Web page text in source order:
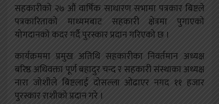
सहकारीको २७ औं वार्षिक साधारण सभामा पत्रकार बिष्टले
पत्रकारिताको माध्यमबाट सहकारी क्षेत्रमा पुगाएको
योगदानको कदर गर्दै पुरस्कार प्रदान गरिएको छ ।
कार्यक्रममा प्रमुख अतिथि सहकारीका निवर्तमान अध्यक्ष
बरिष्ठ अधिवक्ता पूर्ण बहादुर चन्द र सहकारी संस्थाका अध्यक्ष
नारा जोशीले बिष्टलाई दोसल्ला ओढाएर नगद ११ हजार
पुरस्कार राशीको प्रदान गरे ।